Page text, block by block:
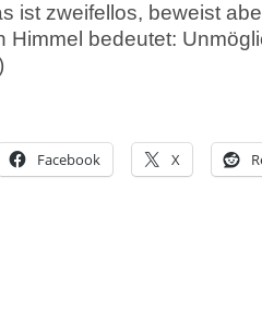
ist zweifellos, beweist
Himmel bedeutet:
Facebook X